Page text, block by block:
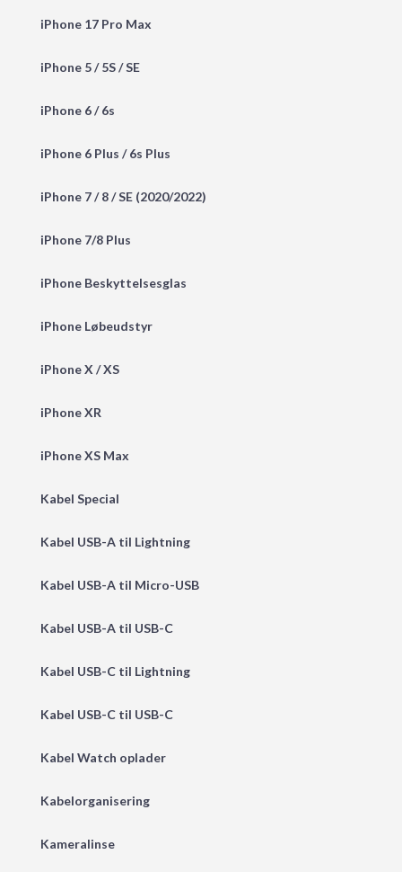
iPhone 17 Pro Max
iPhone 5 / 5S / SE
iPhone 6 / 6s
iPhone 6 Plus / 6s Plus
iPhone 7 / 8 / SE (2020/2022)
iPhone 7/8 Plus
iPhone Beskyttelsesglas
iPhone Løbeudstyr
iPhone X / XS
iPhone XR
iPhone XS Max
Kabel Special
Kabel USB-A til Lightning
Kabel USB-A til Micro-USB
Kabel USB-A til USB-C
Kabel USB-C til Lightning
Kabel USB-C til USB-C
Kabel Watch oplader
Kabelorganisering
Kameralinse